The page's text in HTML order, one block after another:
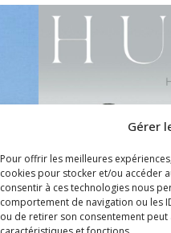
Gérer
Pour offrir les meilleures
cookies pour stocker et/ou accéder
consentir à ces technologies nous
comportement de navigation ou les
ou de retirer son consentement